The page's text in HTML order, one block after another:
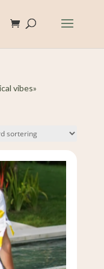
vibes»